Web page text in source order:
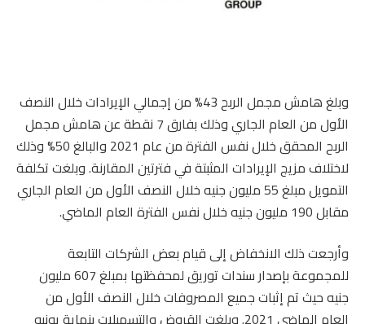
وبلغ هامش مجمل الربح 43% من إجمالي الإيرادات خلال النصف
الأول من العام الجاري وذلك بفارق 7 نقطة عن هامش مجمل
الربح المحقق خلال نفس الفترة من عام 2021 والبالغ 50% وذلك
لاختلاف مزيج الإيرادات المثبتة في فترتين المقارنة. وبلغت تكلفة
التمويل مبلغ 55 مليون جنيه خلال النصف الأول من العام الجاري
مقابل 190 مليون جنيه خلال نفس الفترة العام الماضي.
وأرجعت ذلك الانخفاض إلى قيام بعض الشركات التابعة
للمجموعة بإصدار سندات توريق لمحفظتها بمبلغ 607 مليون
جنيه حيث تم إثبات جميع المصروفات خلال النصف الأول من